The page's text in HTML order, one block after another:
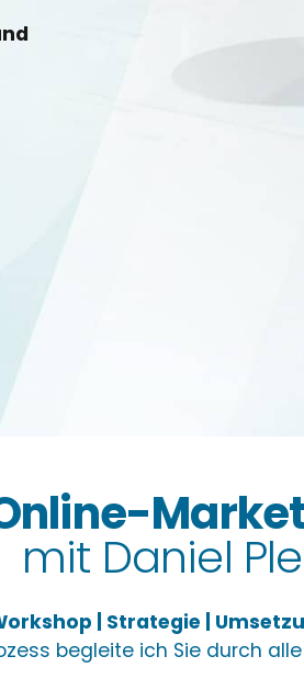
mit Daniel
| Strategie |
begleite ich Sie durch